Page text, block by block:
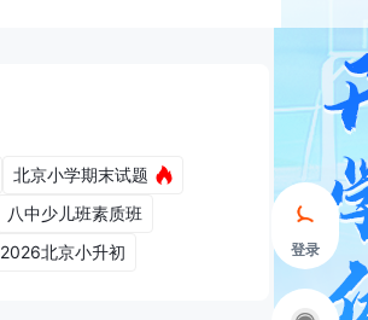
登录
北京小学期末试题
八中少儿班素质班
2026北京小升初